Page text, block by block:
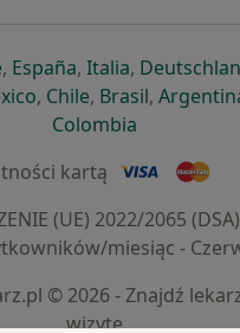
w nowej karcie
otwiera się w nowej karcie
, Españaotwiera się w
, Italiaotwiera się
,
się w nowej karcie
otwiera się w nowej
, Chileotwiera się w
, Brasilotwiera
,
Colombia
kartą
(UE) 2022/2065
miesiąc -
© 2026 - Znajdź
wizytę